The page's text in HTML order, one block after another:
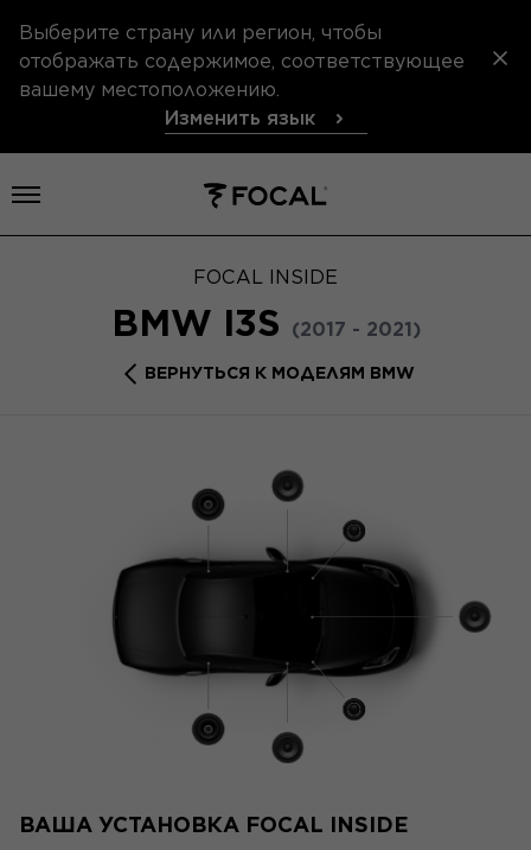
Выберите страну или регион, чтобы
отображать содержимое, соответствующее
вашему местоположению.
Изменить язык
Открыть меню
FOCAL INSIDE
BMW I3S (2017 - 2021)
ВЕРНУТЬСЯ К МОДЕЛЯМ BMW
ВАША УСТАНОВКА FOCAL INSIDE